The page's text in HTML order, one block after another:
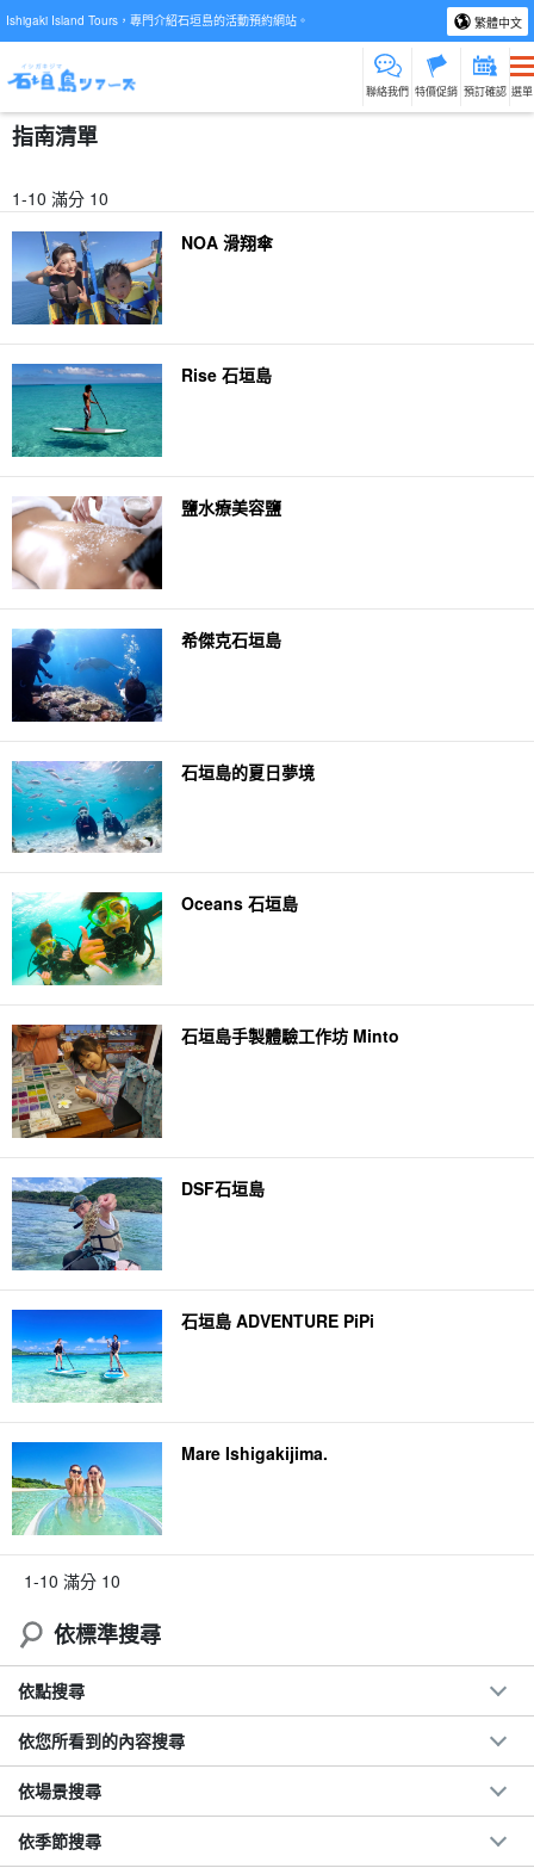
Ishigaki Island Tours，專門介紹石垣島的活動預約網站。 繁體中文
聯絡我們 特價促銷 預訂確認 選單
指南清單
1-10 滿分 10
NOA 滑翔傘
Rise 石垣島
鹽水療美容鹽
希傑克石垣島
石垣島的夏日夢境
Oceans 石垣島
石垣島手製體驗工作坊 Minto
DSF石垣島
石垣島 ADVENTURE PiPi
Mare Ishigakijima.
1-10 滿分 10
依標準搜尋
依點搜尋
依您所看到的內容搜尋
依場景搜尋
依季節搜尋